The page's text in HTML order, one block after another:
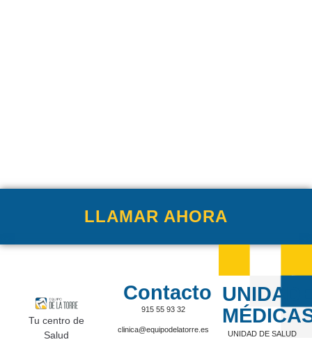
LLAMAR AHORA
Tu centro de
Salud
Contacto
915 55 93 32
clinica@equipodelatorre.es
UNIDAD DE SALUD